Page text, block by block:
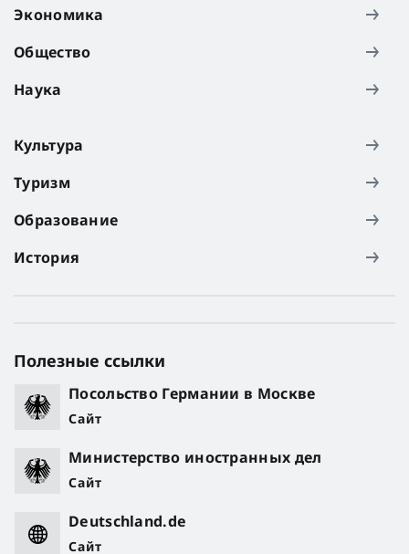
Экономика
Общество
Наука
Культура
Туризм
Образование
История
Полезные ссылки
Посольство Германии в Москве
Сайт
Министерство иностранных дел
Сайт
Deutschland.de
Сайт